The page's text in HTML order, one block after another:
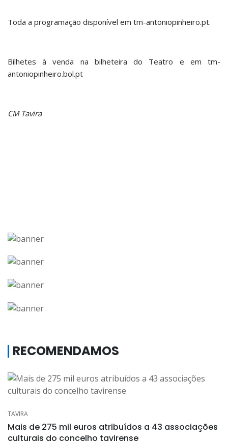
Toda a programação disponível em tm-antoniopinheiro.pt.
Bilhetes à venda na bilheteira do Teatro e em tm-
antoniopinheiro.bol.pt
CM Tavira
RECOMENDAMOS
TAVIRA
Mais de 275 mil euros atribuídos a 43 associações
culturais do concelho tavirense